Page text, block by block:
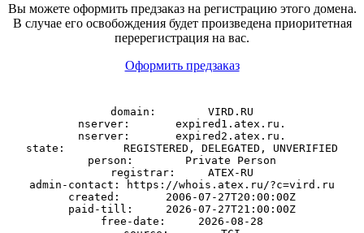
Вы можете оформить предзаказ на регистрацию этого домена.
В случае его освобождения будет произведена приоритетная
перерегистрация на вас.
Оформить предзаказ
domain:        VIRD.RU
nserver:       expired1.atex.ru.
nserver:       expired2.atex.ru.
state:         REGISTERED, DELEGATED, UNVERIFIED
person:        Private Person
registrar:     ATEX-RU
admin-contact: https://whois.atex.ru/?c=vird.ru
created:       2006-07-27T20:00:00Z
paid-till:     2026-07-27T21:00:00Z
free-date:     2026-08-28